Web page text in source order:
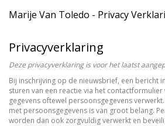
Marije Van Toledo - Privacy
Privacyverklaring
Deze privacyverklaring is voor het laatst
Bij inschrijving op de nieuwsbrief, een bericht
sturen van een reactie via het
gegevens oftewel persoonsgegevens
met persoonsgegevens is van groot belang.
worden dan ook zorgvuldig verwerkt en